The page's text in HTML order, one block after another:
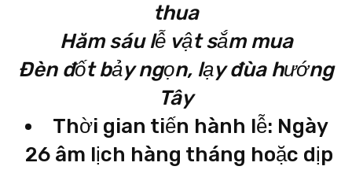
thua
Hăm sáu lễ vật sắm mua
Đèn đốt bảy ngọn, lạy đùa hướng
Tây
Thời gian tiến hành lễ: Ngày
26 âm lịch hàng tháng hoặc dịp